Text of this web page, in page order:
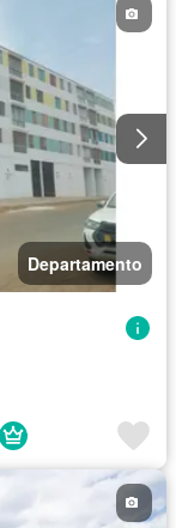
Departamento